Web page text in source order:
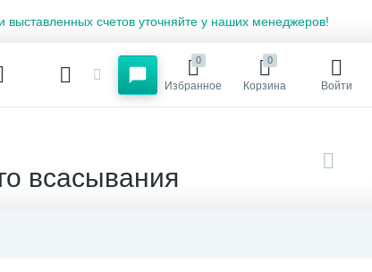
выставленных счетов уточняйте у наших менеджеров!
0
Избранное
0
Корзина Войти
всасывания